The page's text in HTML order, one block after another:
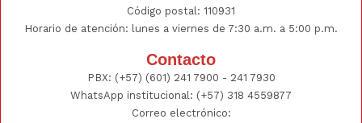
Código postal: 110931
Horario de atención: lunes a viernes de 7:30 a.m. a 5:00 p.m.
Contacto
PBX: (+57) (601) 241 7900 - 241 7930
WhatsApp institucional: (+57) 318 4559877
Correo electrónico: